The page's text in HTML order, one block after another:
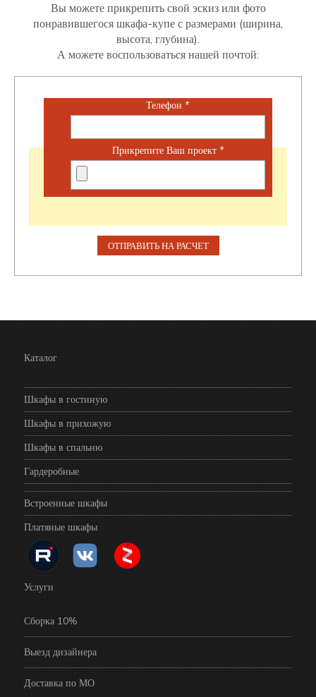
Вы можете прикрепить свой эскиз или фото
понравившегося шкафа-купе с размерами (ширина,
высота, глубина).
А можете воспользоваться нашей почтой:
Телефон *
Прикрепите Ваш проект *
Каталог
Шкафы в гостиную
Шкафы в прихожую
Шкафы в спальню
Гардеробные
Встроенные шкафы
Платяные шкафы
Услуги
Сборка 10%
Выезд дизайнера
Доставка по МО